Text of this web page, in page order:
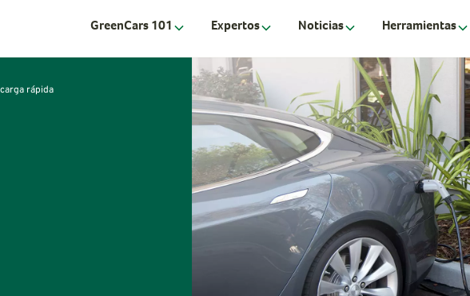
GreenCars 101 Expertos Noticias Herramientas
rápida